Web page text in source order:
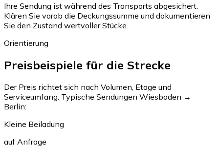
Ihre Sendung ist während des Transports abgesichert.
Klären Sie vorab die Deckungssumme und dokumentieren
Sie den Zustand wertvoller Stücke.
Orientierung
Preisbeispiele für die Strecke
Der Preis richtet sich nach Volumen, Etage und
Serviceumfang. Typische Sendungen Wiesbaden →
Berlin:
Kleine Beiladung
auf Anfrage